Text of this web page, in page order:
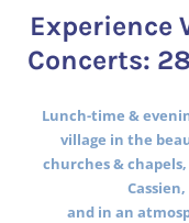
Experience
Concerts:
Lunch-time &
village in the
churches &
and in an